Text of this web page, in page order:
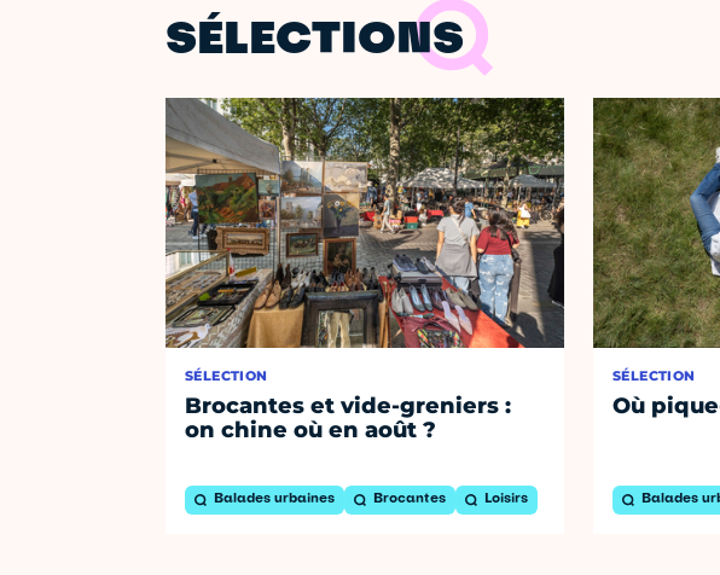
SÉLECTIONS
SÉLECTION
Brocantes et vide-greniers :
on chine où en août ?
Balades urbaines Brocantes Loisirs
SÉLECTION
Où
Balades